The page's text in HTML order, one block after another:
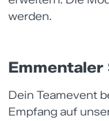
werden.
Dein Teamevent
Empfang auf